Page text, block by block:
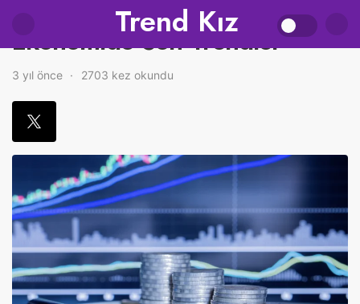
Trend Kız
Ekonomide Son Trendler
3 yıl önce 2703 kez okundu